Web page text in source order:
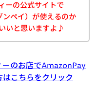
ーの公式サイトで
ペイ）が使えるのか
いと思いますよ♪
ーのお店でAmazonPay
こちらをクリック